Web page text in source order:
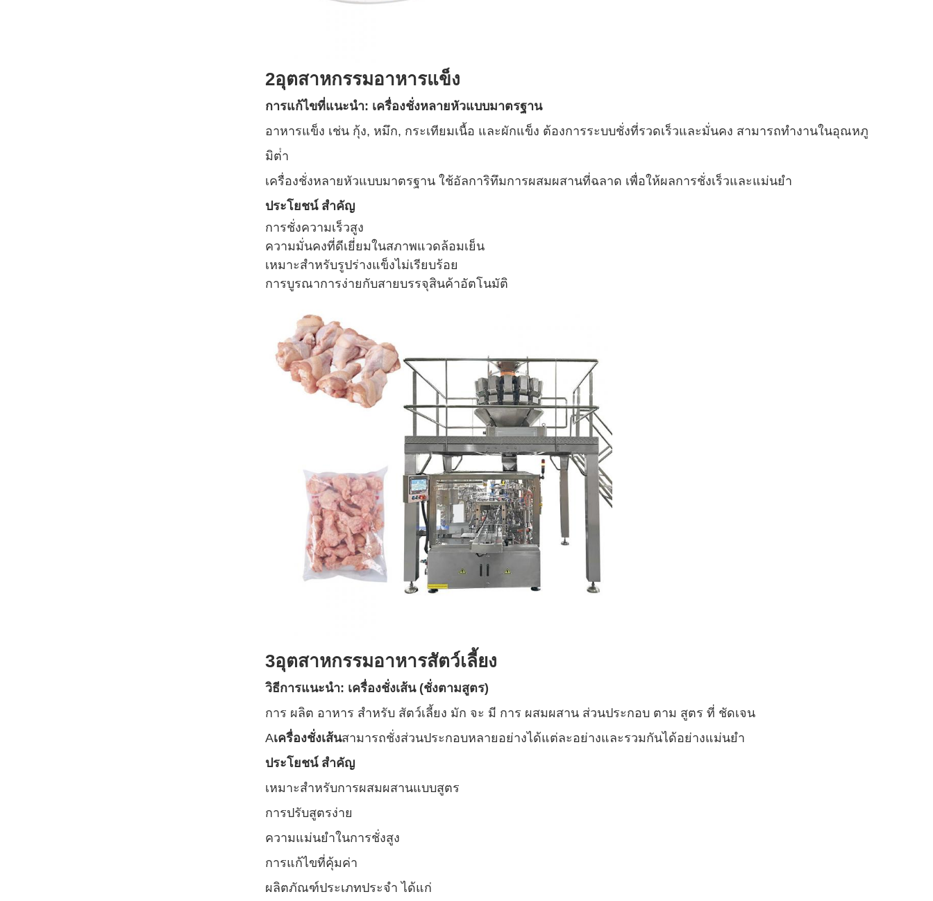
2อุตสาหกรรมอาหารแข็ง
การแก้ไขที่แนะนํา: เครื่องชั่งหลายหัวแบบมาตรฐาน
อาหารแข็ง เช่น กุ้ง, หมึก, กระเทียมเนื้อ และผักแข็ง ต้องการระบบชั่งที่รวดเร็วและมั่นคง สามารถทํางานในอุณหภู
มิต่ํา
เครื่องชั่งหลายหัวแบบมาตรฐาน ใช้อัลการิทึมการผสมผสานที่ฉลาด เพื่อให้ผลการชั่งเร็วและแม่นยํา
ประโยชน์ สําคัญ
การชั่งความเร็วสูง
ความมั่นคงที่ดีเยี่ยมในสภาพแวดล้อมเย็น
เหมาะสําหรับรูปร่างแข็งไม่เรียบร้อย
การบูรณาการง่ายกับสายบรรจุสินค้าอัตโนมัติ
3อุตสาหกรรมอาหารสัตว์เลี้ยง
วิธีการแนะนํา: เครื่องชั่งเส้น (ชั่งตามสูตร)
การ ผลิต อาหาร สําหรับ สัตว์เลี้ยง มัก จะ มี การ ผสมผสาน ส่วนประกอบ ตาม สูตร ที่ ชัดเจน
Aเครื่องชั่งเส้นสามารถชั่งส่วนประกอบหลายอย่างได้แต่ละอย่างและรวมกันได้อย่างแม่นยํา
ประโยชน์ สําคัญ
เหมาะสําหรับการผสมผสานแบบสูตร
การปรับสูตรง่าย
ความแม่นยําในการชั่งสูง
การแก้ไขที่คุ้มค่า
ผลิตภัณฑ์ประเภทประจํา ได้แก่